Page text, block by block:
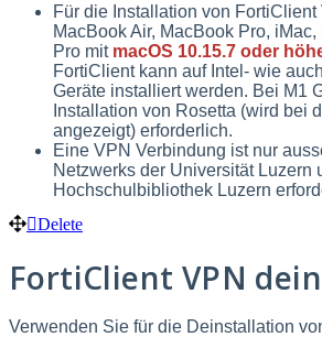
Für die Installation von
MacBook Air, MacBook Pro,
Pro mit macOS 10.15.7 oder
FortiClient kann auf Intel- wie
Geräte installiert werden. Bei M1
Installation von Rosetta (wird bei
angezeigt) erforderlich.
Eine VPN Verbindung ist nur
Netzwerks der Universität Luzern
Hochschulbibliothek Luzern
Delete
FortiClient VPN
Verwenden Sie für die Deinstallation